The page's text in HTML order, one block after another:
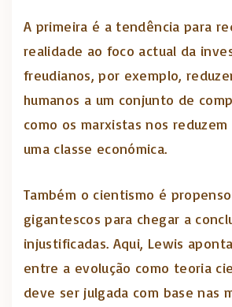
A primeira é a tendência para
realidade ao foco actual da
freudianos, por exemplo,
humanos a um conjunto de
como os marxistas nos
uma classe económica.
Também o cientismo é
gigantescos para chegar a
injustificadas. Aqui, Lewis
entre a evolução como teoria
deve ser julgada com base nas